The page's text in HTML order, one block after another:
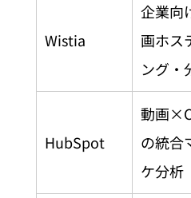
Wistia
企業向
画ホス
ング・
HubSpot
動画
の統合
ケ分析